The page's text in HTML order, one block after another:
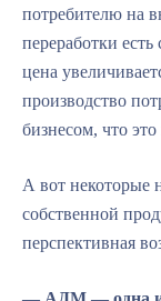
потребителю на
переработки есть
цена
производство
бизнесом, что
А вот некоторые
собственной
перспективная